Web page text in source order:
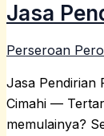
Jasa
Perseroan
Jasa Pendirian
Cimahi —
memulainya?